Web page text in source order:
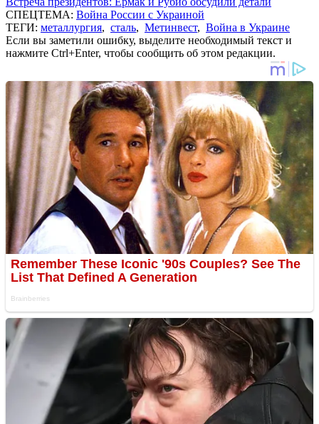
СПЕЦТЕМА: Война России с Украиной
ТЕГИ: металлургия, сталь, Метинвест, Война в Украине
Если вы заметили ошибку, выделите необходимый текст и
нажмите Ctrl+Enter, чтобы сообщить об этом редакции.